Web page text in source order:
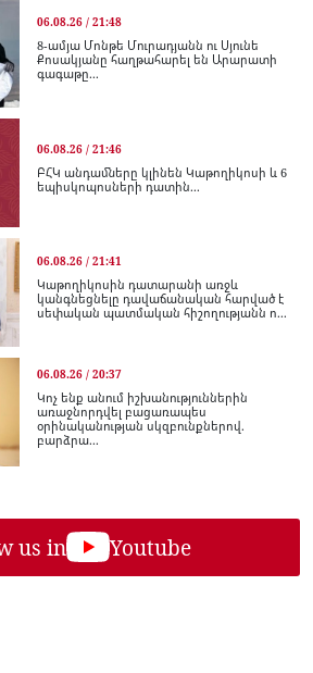
06.08.26 / 21:48
8-ամյա Մոնթե Մուրադյանն ու Սյունե
Քոսակյանը հաղթահարել են Արարատի
գագաթը...
06.08.26 / 21:46
ԲՀԿ անդամները կլինեն Կաթողիկոսի և 6
եպիսկոպոսների դատին...
06.08.26 / 21:41
Կաթողիկոսին դատարանի առջև
կանգնեցնելը դավաճանական հարված է
սեփական պատմական հիշողությանն ո...
06.08.26 / 20:37
Կոչ ենք անում իշխանություններին
առաջնորդվել բացառապես
օրինականության սկզբունքներով.
բարձրա...
us in Youtube